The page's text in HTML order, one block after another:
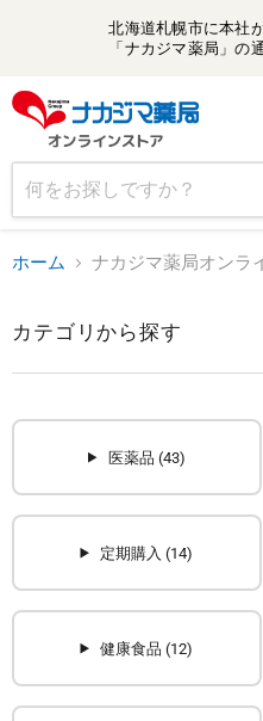
北海道札幌市に本社
「ナカジマ薬局」の
ホーム ナカジマ薬局オンラ
カテゴリから探す
医薬品 (43)
定期購入 (14)
健康食品 (12)